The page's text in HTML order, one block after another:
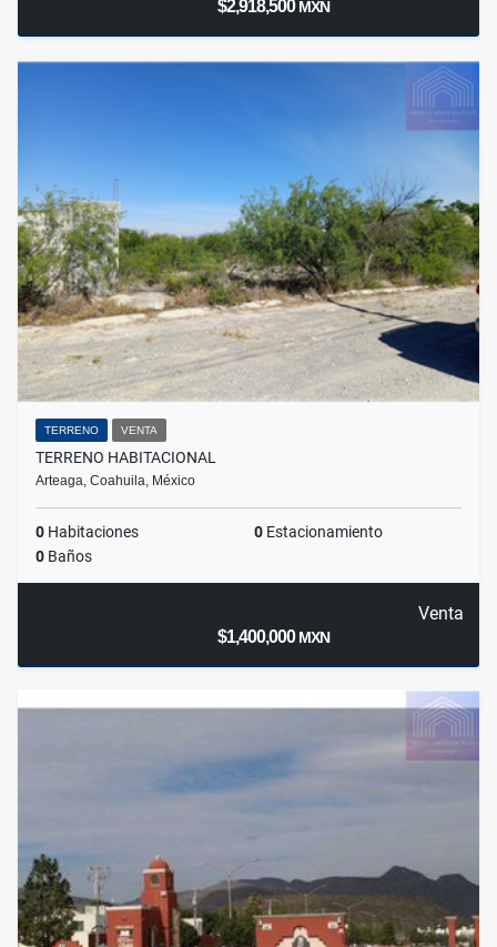
$2,918,500MXN
TERRENO VENTA
TERRENO HABITACIONAL
Arteaga, Coahuila, México
0 Habitaciones 0 Estacionamiento
0 Baños
Venta
$1,400,000MXN